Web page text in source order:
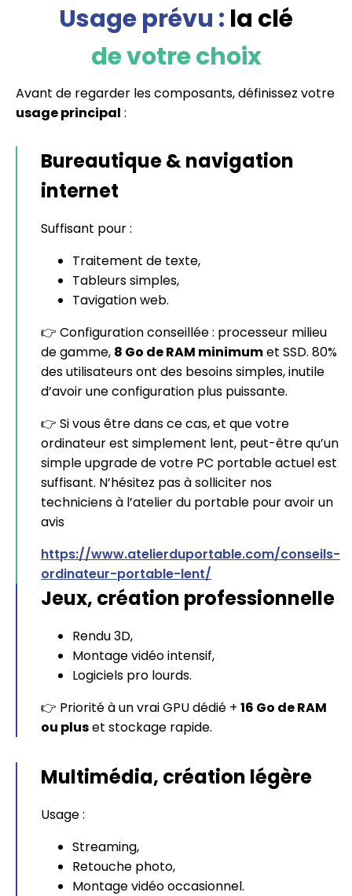
Usage prévu : la clé
de votre choix
Avant de regarder les composants, définissez votre
usage principal :
Bureautique & navigation
internet
Suffisant pour :
Traitement de texte,
Tableurs simples,
Tavigation web.
👉 Configuration conseillée : processeur milieu
de gamme, 8 Go de RAM minimumet SSD. 80%
des utilisateurs ont des besoins simples, inutile
d’avoir une configuration plus puissante.
👉 Si vous être dans ce cas, et que votre
ordinateur est simplement lent, peut-être qu’un
simple upgrade de votre PC portable actuel est
suffisant. N’hésitez pas à solliciter nos
techniciens à l’atelier du portable pour avoir un
avis
https://www.atelierduportable.com/conseils-
ordinateur-portable-lent/
Jeux, création professionnelle
Rendu 3D,
Montage vidéo intensif,
Logiciels pro lourds.
👉 Priorité à un vrai GPU dédié + 16 Go de RAM
ou pluset stockage rapide.
Multimédia, création légère
Usage :
Streaming,
Retouche photo,
Montage vidéo occasionnel.